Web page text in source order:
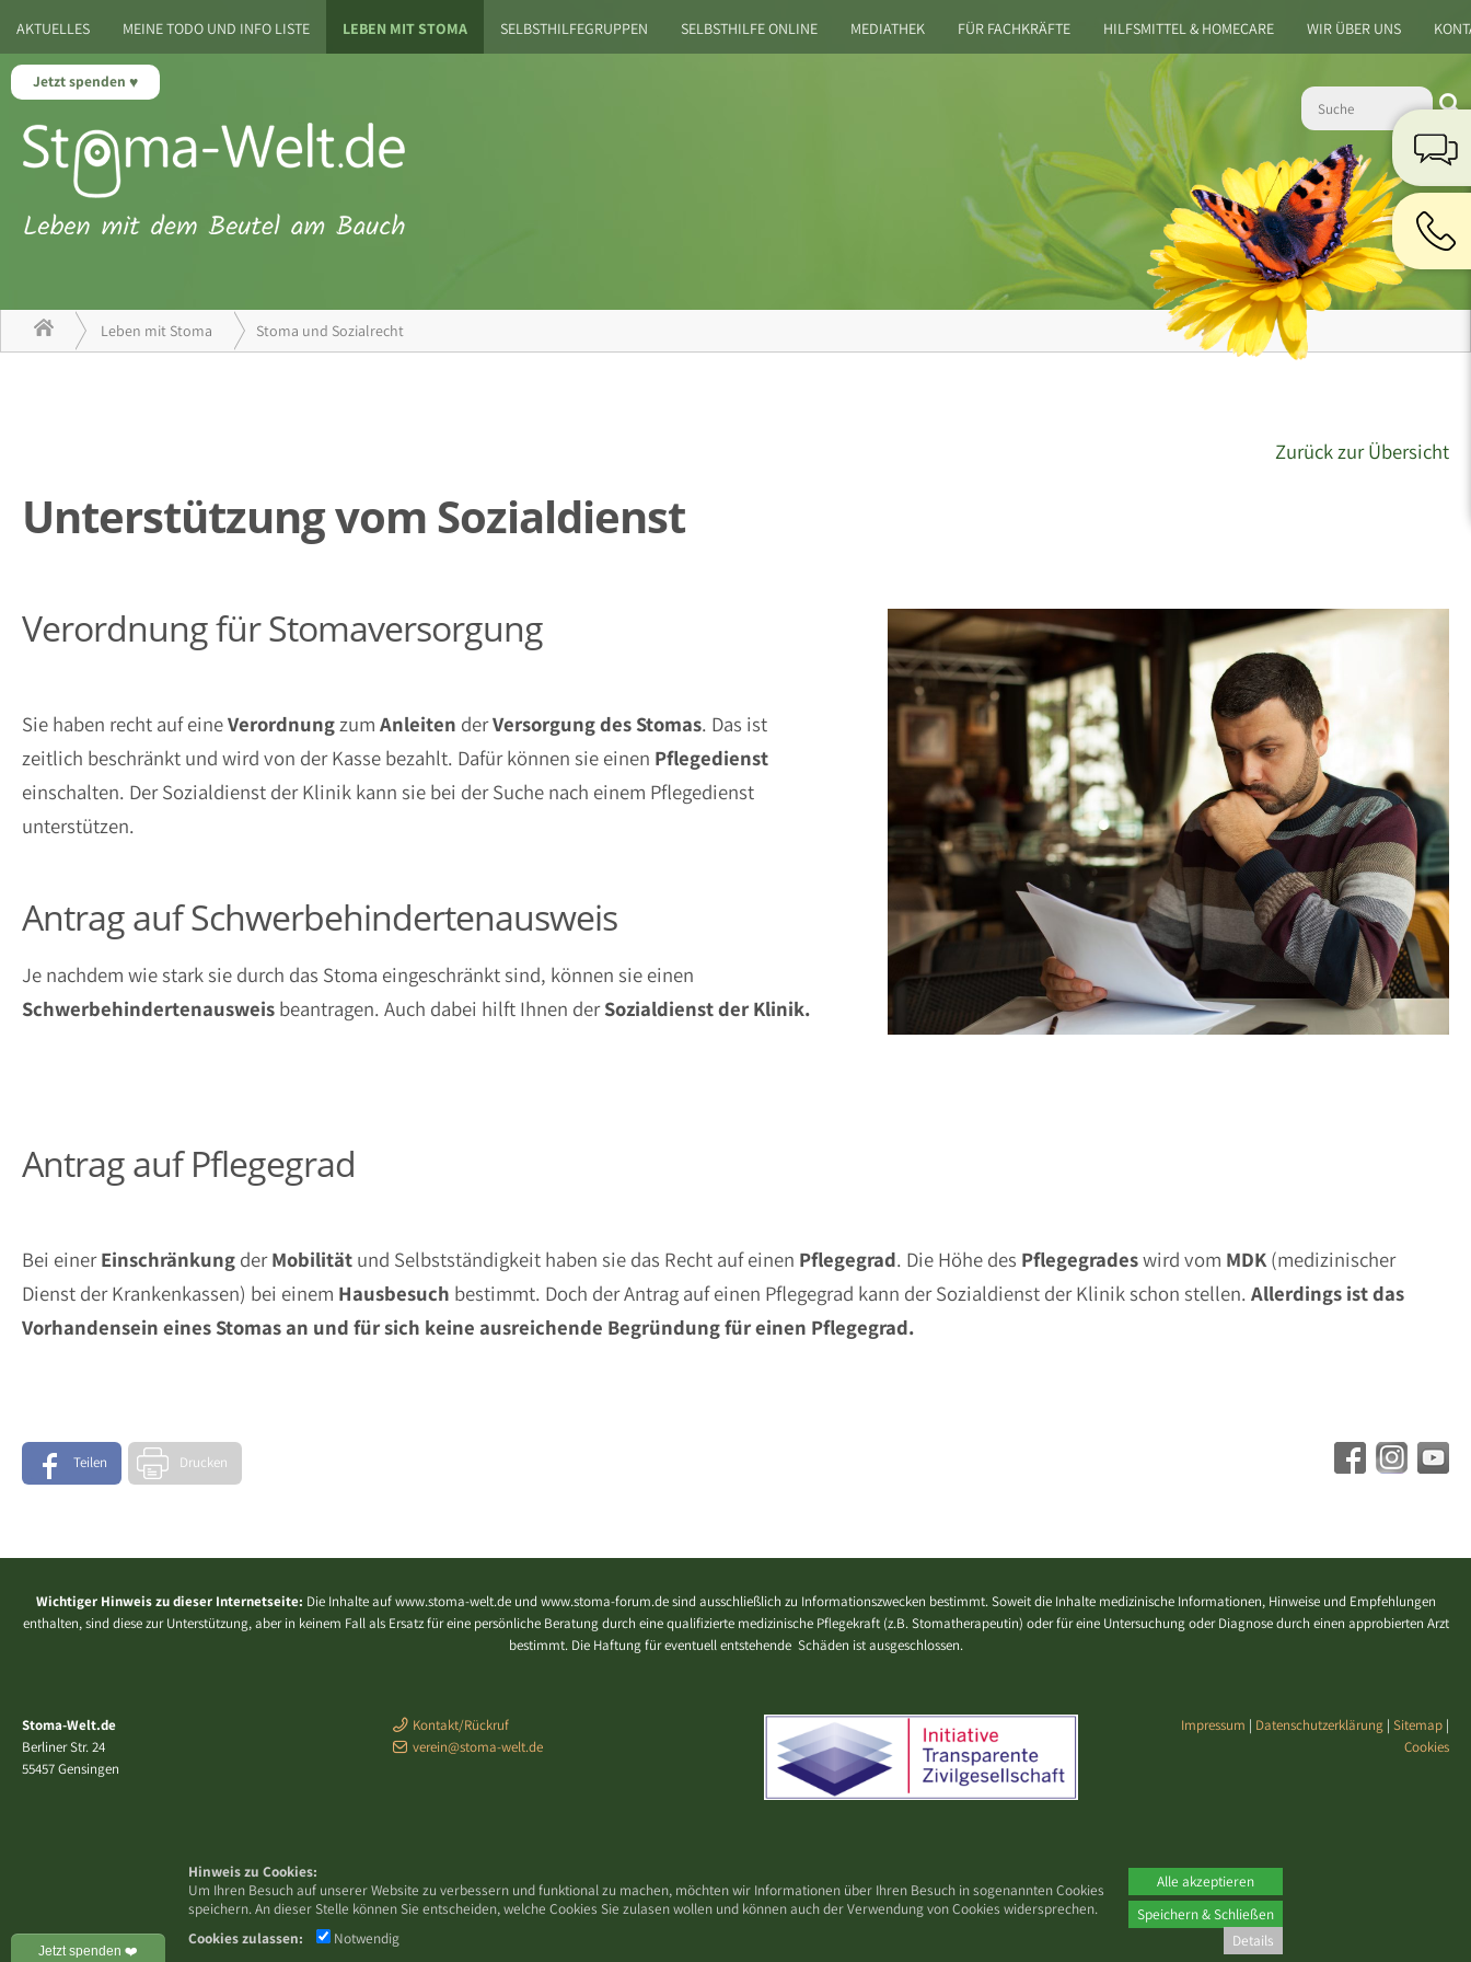
Alle akzeptieren
Speichern & Schließen
Hinweis zu Cookies:
Um Ihren Besuch auf unserer Website zu verbessern und funktional zu machen, möchten wir Informationen über Ihren Besuch in sogenannten Cookies
speichern. An dieser Stelle können Sie entscheiden, welche Cookies Sie zulasen wollen und können auch der Verwendung von Cookies widersprechen.
Cookies zulassen:
Notwendig Details
Jetzt spenden
AKTUELLES MEINE TODO UND INFO LISTE LEBEN MIT STOMA SELBSTHILFEGRUPPEN SELBSTHILFE ONLINE MEDIATHEK FÜR FACHKRÄFTE HILFSMITTEL & HOMECARE WIR ÜBER UNS
Leben mit Stoma Stoma und Sozialrecht
Zurück zur Übersicht
Unterstützung vom Sozialdienst
Verordnung für Stomaversorgung
Sie haben recht auf eineVerordnungzum Anleiten derVersorgungdes Stomas. Das ist
zeitlich beschränkt und wird von der Kasse bezahlt. Dafür können sie einen Pflegedienst
einschalten. Der Sozialdienst der Klinik kann sie bei der Suche nach einem Pflegedienst
unterstützen.
Antrag auf Schwerbehindertenausweis
Je nachdem wie stark sie durch das Stoma eingeschränkt sind, können sie einen
Schwerbehindertenausweis beantragen. Auch dabei hilft Ihnen derSozialdienstder Klinik.
Antrag auf Pflegegrad
Bei einerEinschränkung derMobilität und Selbstständigkeit haben sie das Recht auf einen Pflegegrad. Die Höhe des Pflegegradeswird vom MDK(medizinischer
Dienst der Krankenkassen) bei einem Hausbesuch bestimmt. Doch der Antrag auf einen Pflegegrad kann der Sozialdienst der Klinik schon stellen. Allerdings ist das
Vorhandensein eines Stomas an und für sich keine ausreichende Begründung für einen Pflegegrad.
Teilen Drucken
Wichtiger Hinweis zu dieser Internetseite: Die Inhalte auf www.stoma-welt.de und www.stoma-forum.de sind ausschließlich zu Informationszwecken bestimmt. Soweit die Inhalte medizinische Informationen, Hinweise und Empfehlungen
enthalten, sind diese zur Unterstützung, aber in keinem Fall als Ersatz für eine persönliche Beratung durch eine qualifizierte medizinische Pflegekraft (z.B. Stomatherapeutin) oder für eine Untersuchung oder Diagnose durch einen approbierten Arzt
bestimmt. Die Haftung für eventuell entstehende Schäden ist ausgeschlossen.
Stoma-Welt.de
Berliner Str. 24
55457 Gensingen
Kontakt/Rückruf
verein@stoma-welt.de
Impressum | Datenschutzerklärung | Sitemap |
Cookies
Jetzt spenden ❤️